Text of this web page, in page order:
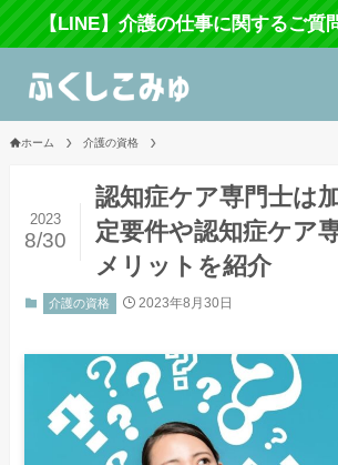
【LINE】介護の仕事に関するご
ホーム 介護の資格
認知症ケア専門士は
定要件や認知症ケア
メリットを紹介
2023
8/30
介護の資格 2023年8月30日